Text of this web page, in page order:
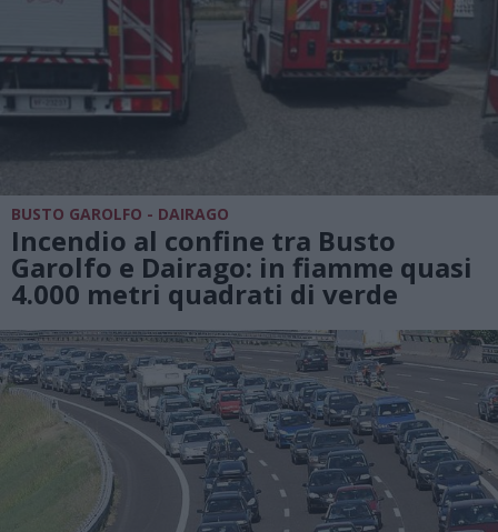
BUSTO GAROLFO - DAIRAGO
Incendio al confine tra Busto
Garolfo e Dairago: in fiamme quasi
4.000 metri quadrati di verde